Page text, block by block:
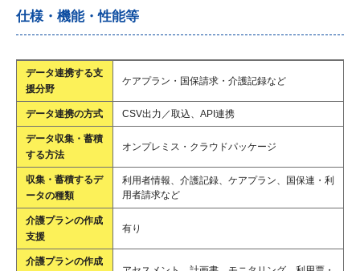
仕様・機能・性能等
データ連携する支
援分野
ケアプラン・国保請求・介護記録など
データ連携の方式 CSV出力／取込、API連携
データ収集・蓄積
する方法
オンプレミス・クラウドパッケージ
収集・蓄積するデ
ータの種類
利用者情報、介護記録、ケアプラン、国保連・利
用者請求など
介護プランの作成
支援
有り
介護プランの作成